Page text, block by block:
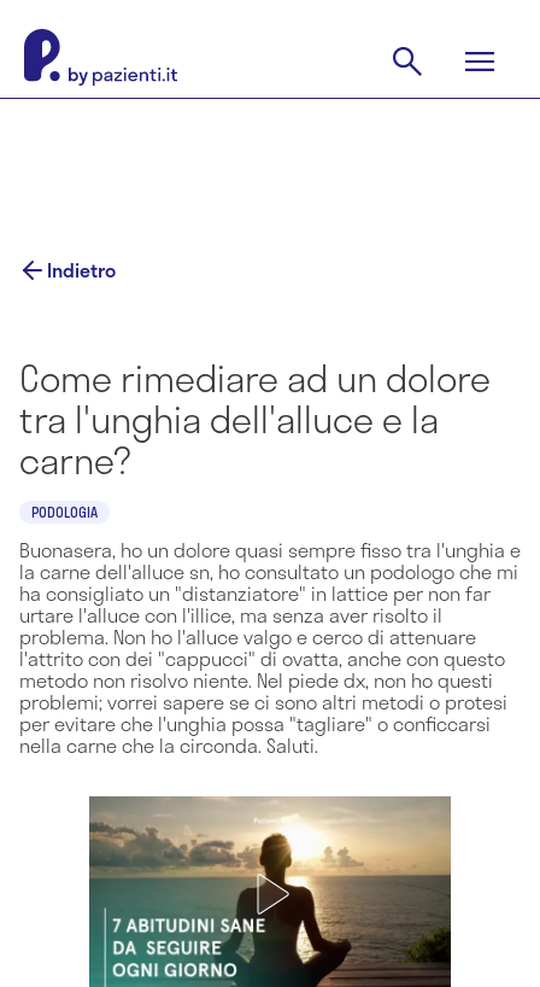
Indietro
Come rimediare ad un dolore
tra l'unghia dell'alluce e la
carne?
PODOLOGIA
Buonasera, ho un dolore quasi sempre fisso tra l'unghia e
la carne dell'alluce sn, ho consultato un podologo che mi
ha consigliato un "distanziatore" in lattice per non far
urtare l'alluce con l'illice, ma senza aver risolto il
problema. Non ho l'alluce valgo e cerco di attenuare
l'attrito con dei "cappucci" di ovatta, anche con questo
metodo non risolvo niente. Nel piede dx, non ho questi
problemi; vorrei sapere se ci sono altri metodi o protesi
per evitare che l'unghia possa "tagliare" o conficcarsi
nella carne che la circonda. Saluti.